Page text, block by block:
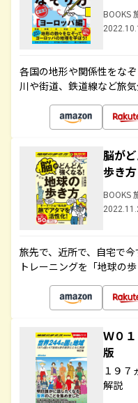
BOOKS
各国の地形や関係性をな
川や街道、鉄道線など旅
脳が
歩き方
BOOKS
旅先で、近所で、自宅で
トレーニングを「地球の
Ｗ０
版
１９７
解説